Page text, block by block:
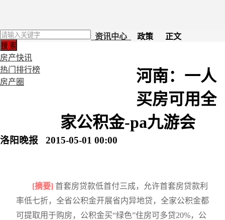
房产快讯
热门排行榜
房产圈
资讯中心 政策 正文
河南：一人
买房可用全
家公积金-pa九游会
洛阳晚报 2015-05-01 00:00
[摘要] 首套房贷款低首付三成，允许首套房贷款利
率低七折，全省公积金开展省内异地贷，全家公积金都
可提取用于购房，公积金买“绿色”住房可多贷20%，公